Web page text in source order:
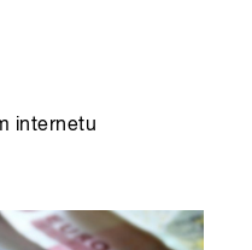
internetu